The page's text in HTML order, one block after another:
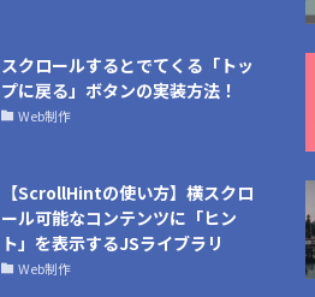
スクロールするとでてくる「トッ
プに戻る」ボタンの実装方法！
Web制作
【ScrollHintの使い方】横スクロ
ール可能なコンテンツに「ヒン
ト」を表示するJSライブラリ
Web制作